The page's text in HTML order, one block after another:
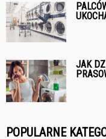
JAK
POPULARNE